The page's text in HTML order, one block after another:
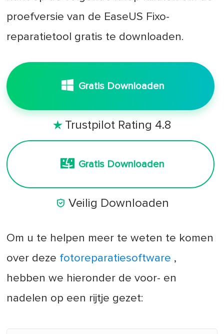
proefversie van de EaseUS Fixo-
reparatietool gratis te downloaden.
Gratis Downloaden
 Trustpilot Rating 4.8
Gratis Downloaden
 Veilig Downloaden
Om u te helpen meer te weten te komen
over deze fotoreparatiesoftware ,
hebben we hieronder de voor- en
nadelen op een rijtje gezet: